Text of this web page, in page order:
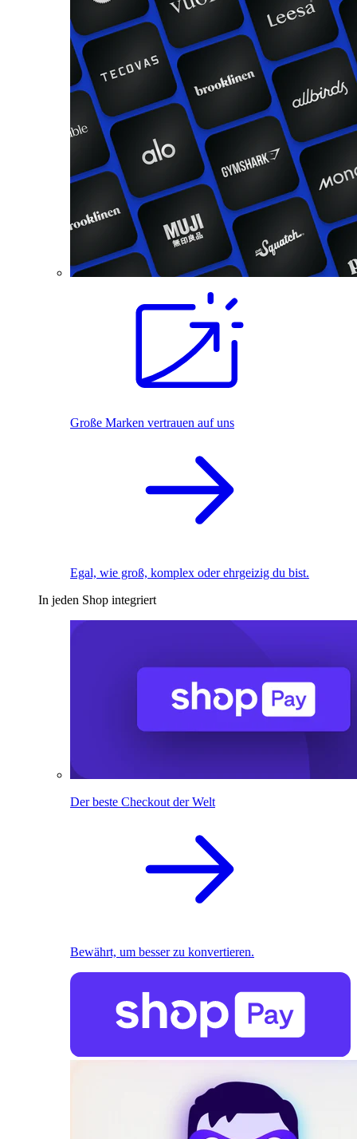
Große Marken vertrauen auf uns
Egal, wie groß, komplex oder ehrgeizig du bist.
In jeden Shop integriert
Der beste Checkout der Welt
Bewährt, um besser zu konvertieren.